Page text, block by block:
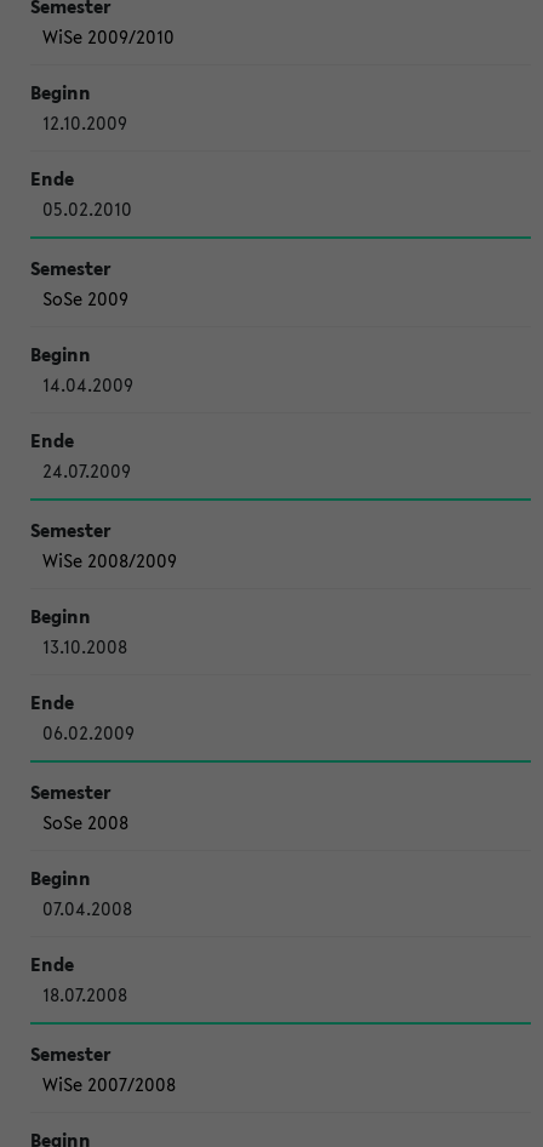
WiSe 2009/2010
12.10.2009
05.02.2010
SoSe 2009
14.04.2009
24.07.2009
WiSe 2008/2009
13.10.2008
06.02.2009
SoSe 2008
07.04.2008
18.07.2008
WiSe 2007/2008